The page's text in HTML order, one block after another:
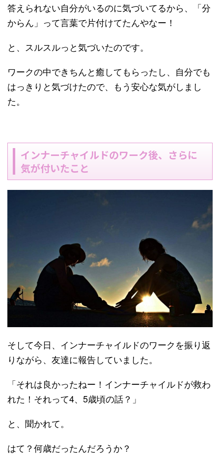
答えられない自分がいるのに気づいてるから、「分
からん」って言葉で片付けてたんやなー！
と、スルスルっと気づいたのです。
ワークの中できちんと癒してもらったし、自分でも
はっきりと気づけたので、もう安心な気がしまし
た。
インナーチャイルドのワーク後、さらに
気が付いたこと
そして今日、インナーチャイルドのワークを振り返
りながら、友達に報告していました。
「それは良かったねー！インナーチャイルドが救わ
れた！それって4、5歳頃の話？」
と、聞かれて。
はて？何歳だったんだろうか？